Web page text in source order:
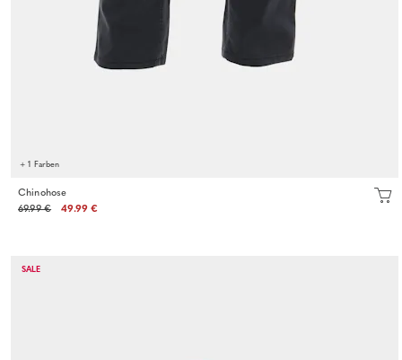
+ 1 Farben
Chinohose
69.99 €
49.99 €
SALE